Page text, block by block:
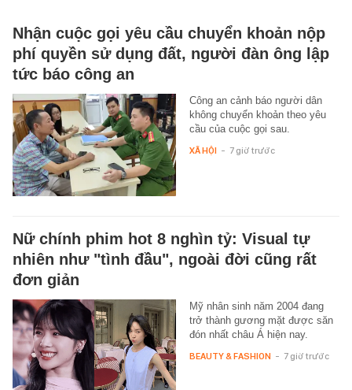
Nhận cuộc gọi yêu cầu chuyển khoản nộp
phí quyền sử dụng đất, người đàn ông lập
tức báo công an
Công an cảnh báo người dân
không chuyển khoản theo yêu
cầu của cuộc gọi sau.
XÃ HỘI - 7 giờ trước
Nữ chính phim hot 8 nghìn tỷ: Visual tự
nhiên như "tình đầu", ngoài đời cũng rất
đơn giản
Mỹ nhân sinh năm 2004 đang
trở thành gương mặt được săn
đón nhất châu Á hiện nay.
BEAUTY & FASHION - 7 giờ trước